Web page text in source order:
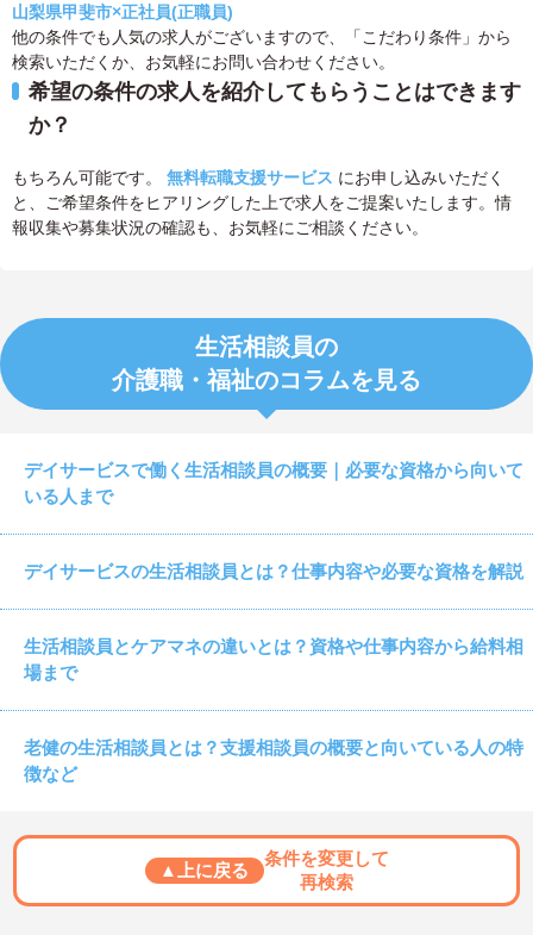
山梨県甲斐市×正社員(正職員)
他の条件でも人気の求人がございますので、「こだわり条件」から
検索いただくか、お気軽にお問い合わせください。
希望の条件の求人を紹介してもらうことはできます
か？
もちろん可能です。 無料転職支援サービス にお申し込みいただく
と、ご希望条件をヒアリングした上で求人をご提案いたします。情
報収集や募集状況の確認も、お気軽にご相談ください。
生活相談員の
介護職・福祉のコラムを見る
デイサービスで働く生活相談員の概要｜必要な資格から向いて
いる人まで
デイサービスの生活相談員とは？仕事内容や必要な資格を解説
生活相談員とケアマネの違いとは？資格や仕事内容から給料相
場まで
老健の生活相談員とは？支援相談員の概要と向いている人の特
徴など
▲上に戻る
条件を変更して
再検索